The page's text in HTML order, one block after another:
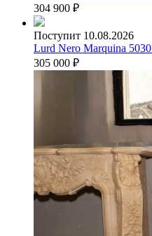
304 900 ₽
Поступит 10.08.2026
Lurd Nero Marquina
305 000 ₽